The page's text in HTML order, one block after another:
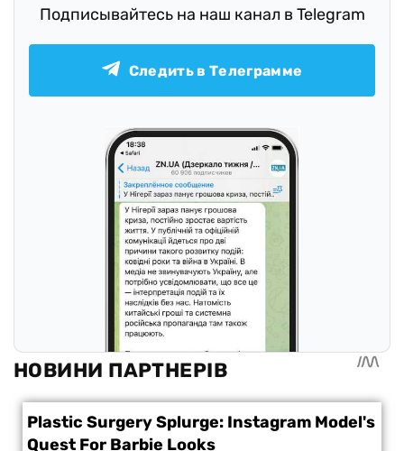
Подписывайтесь на наш канал в Telegram
Следить в Телеграмме